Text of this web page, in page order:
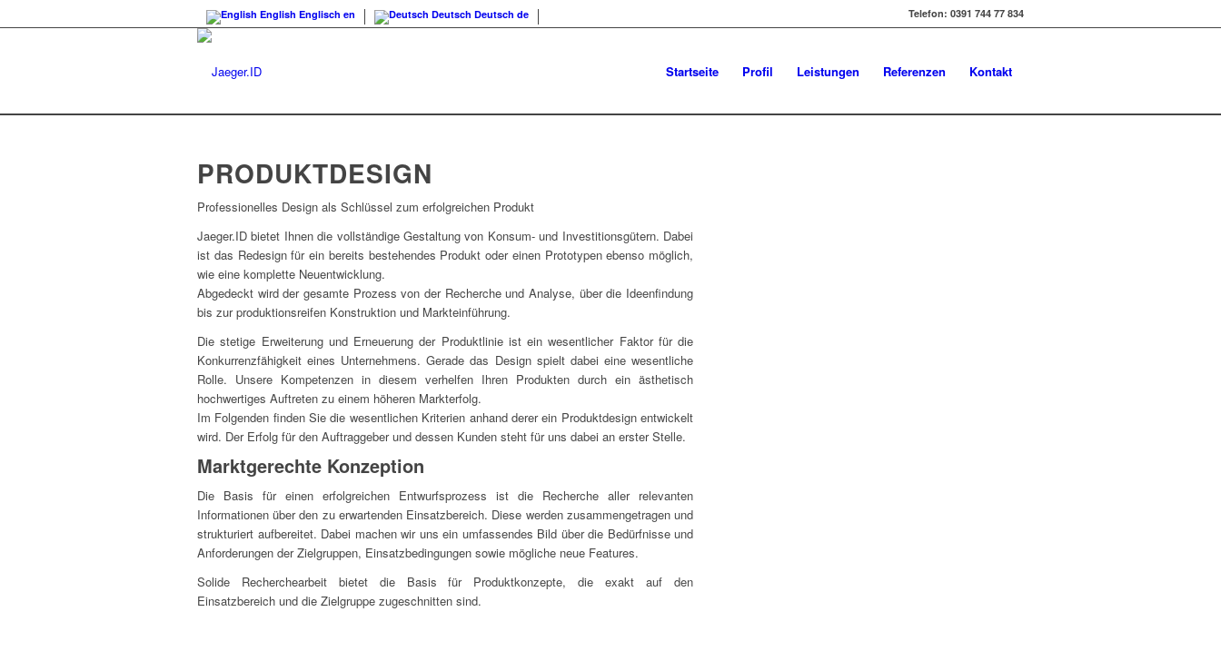
English Englisch en Deutsch Deutsch de Telefon: 0391 744 77 834
Startseite Profil Leistungen Referenzen Kontakt
PRODUKTDESIGN
Professionelles Design als Schlüssel zum erfolgreichen Produkt
Jaeger.ID bietet Ihnen die vollständige Gestaltung von Konsum- und Investitionsgütern. Dabei
ist das Redesign für ein bereits bestehendes Produkt oder einen Prototypen ebenso möglich,
wie eine komplette Neuentwicklung.
Abgedeckt wird der gesamte Prozess von der Recherche und Analyse, über die Ideenfindung
bis zur produktionsreifen Konstruktion und Markteinführung.
Die stetige Erweiterung und Erneuerung der Produktlinie ist ein wesentlicher Faktor für die
Konkurrenzfähigkeit eines Unternehmens. Gerade das Design spielt dabei eine wesentliche
Rolle. Unsere Kompetenzen in diesem verhelfen Ihren Produkten durch ein ästhetisch
hochwertiges Auftreten zu einem höheren Markterfolg.
Im Folgenden finden Sie die wesentlichen Kriterien anhand derer ein Produktdesign entwickelt
wird. Der Erfolg für den Auftraggeber und dessen Kunden steht für uns dabei an erster Stelle.
Marktgerechte Konzeption
Die Basis für einen erfolgreichen Entwurfsprozess ist die Recherche aller relevanten
Informationen über den zu erwartenden Einsatzbereich. Diese werden zusammengetragen und
strukturiert aufbereitet. Dabei machen wir uns ein umfassendes Bild über die Bedürfnisse und
Anforderungen der Zielgruppen, Einsatzbedingungen sowie mögliche neue Features.
Solide Recherchearbeit bietet die Basis für Produktkonzepte, die exakt auf den
Einsatzbereich und die Zielgruppe zugeschnitten sind.